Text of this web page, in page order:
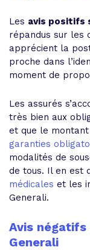
Les avis positifs
répandus sur les
apprécient la
proche dans
moment de
Les assurés
très bien aux
et que le
garanties
modalités de
de tous. Il en est
médicales et les
Generali.
Avis négatifs
Generali